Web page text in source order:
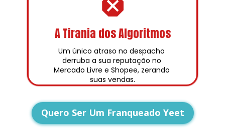
A Tirania dos Algoritmos
Um único atraso no despacho
derruba a sua reputação no
Mercado Livre e Shopee, zerando
suas vendas.
Quero Ser Um Franqueado Yeet